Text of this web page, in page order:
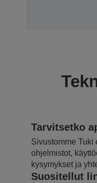
Tarvitsetko
Sivustomme Tuki
ohjelmistot,
kysymykset ja
Suositellut